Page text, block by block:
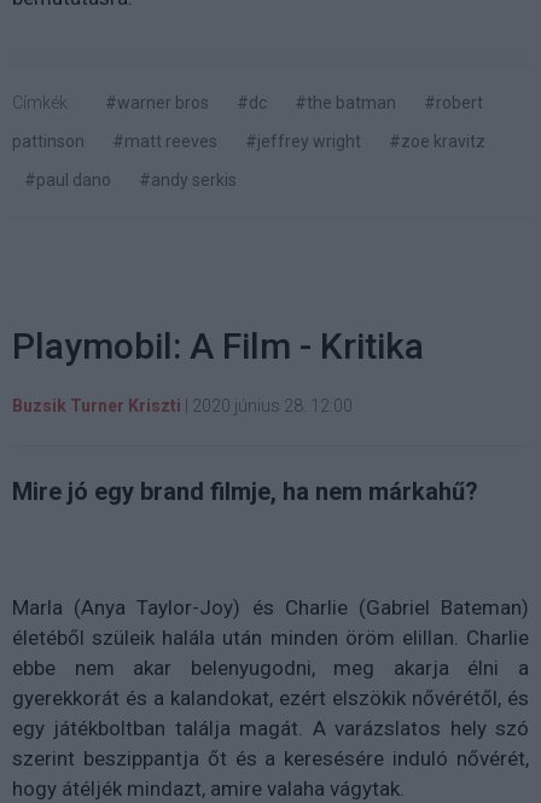
Címkék: #warner bros #dc #the batman
#robert
pattinson
#matt reeves #jeffrey wright
#zoe kravitz
#paul dano
#andy serkis
Playmobil: A Film - Kritika
Buzsik Turner Kriszti 2020 június 28. 12:00
Mire jó egy brand filmje, ha nem márkahű?
Marla (Anya Taylor-Joy) és Charlie (Gabriel Bateman)
életéből szüleik halála után minden öröm elillan. Charlie
ebbe nem akar belenyugodni, meg akarja élni a
gyerekkorát és a kalandokat, ezért elszökik nővérétől, és
egy játékboltban találja magát. A varázslatos hely szó
szerint beszippantja őt és a keresésére induló nővérét,
hogy átéljék mindazt, amire valaha vágytak.